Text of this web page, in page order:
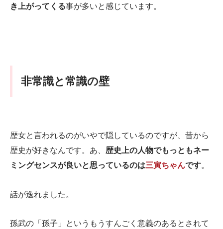
き上がってくる事が多いと感じています。
非常識と常識の壁
歴女と言われるのがいやで隠しているのですが、昔から
歴史が好きなんです。あ、 歴史上の人物でもっともネー
ミングセンスが良いと思っているのは三寅ちゃんです。
話が逸れました。
孫武の「孫子」というもうすんごく意義のあるとされて